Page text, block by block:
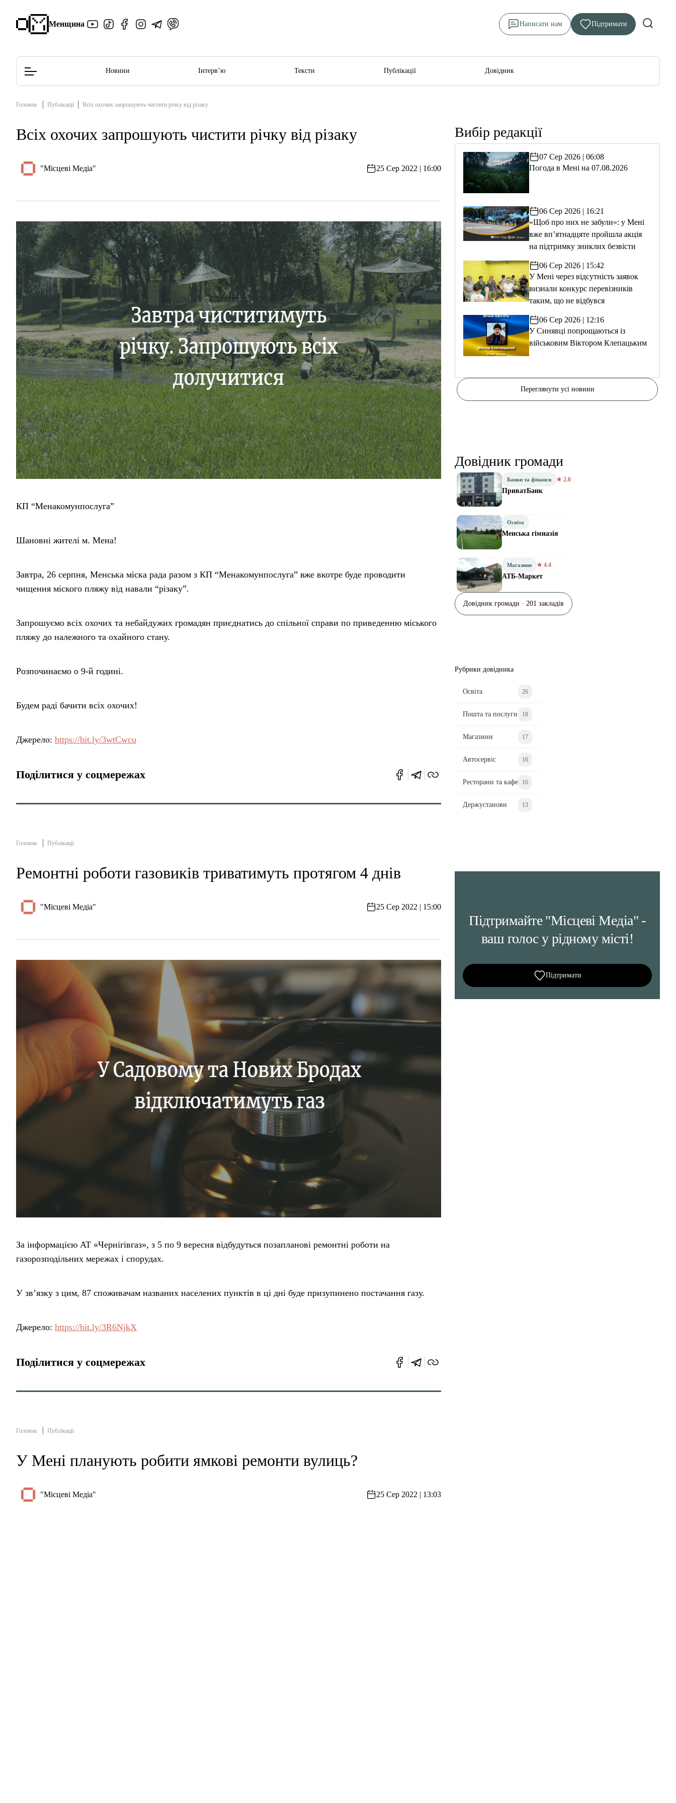
Менщина Написати нам Підтримати
Редакційна політика
Новини Інтерв’ю Тексти Публікації Довідник
Головна Публікації Всіх охочих запрошують чистити річку від різаку
Всіх охочих запрошують чистити річку від різаку
"Місцеві Медіа" 25 Сер 2022 | 16:00
КП “Менакомунпослуга”
Шановні жителі м. Мена!
Завтра, 26 серпня, Менська міска рада разом з КП “Менакомунпослуга” вже вкотре буде проводити
чищення міского пляжу від навали “різаку”.
Запрошуємо всіх охочих та небайдужих громадян приєднатись до спільної справи по приведенню міського
пляжу до належного та охайного стану.
Розпочинаємо о 9-й годині.
Будем раді бачити всіх охочих!
Джерело: https://bit.ly/3wtCwcu
Поділитися у соцмережах
Головна Публікації
Ремонтні роботи газовиків триватимуть протягом 4 днів
"Місцеві Медіа" 25 Сер 2022 | 15:00
За інформацією АТ «Чернігівгаз», з 5 по 9 вересня відбудуться позапланові ремонтні роботи на
газорозподільних мережах і спорудах.
У зв’язку з цим, 87 споживачам названих населених пунктів в ці дні буде призупинено постачання газу.
Джерело: https://bit.ly/3R6NjkX
Поділитися у соцмережах
Головна Публікації
У Мені планують робити ямкові ремонти вулиць?
"Місцеві Медіа" 25 Сер 2022 | 13:03
Вибір редакції
07 Сер 2026 | 06:08
Погода в Мені на 07.08.2026
06 Сер 2026 | 16:21
«Щоб про них не забули»: у Мені
вже вп’ятнадцяте пройшла акція
на підтримку зниклих безвісти
06 Сер 2026 | 15:42
У Мені через відсутність заявок
визнали конкурс перевізників
таким, що не відбувся
06 Сер 2026 | 12:16
У Синявці попрощаються із
військовим Віктором Клепацьким
Переглянути усі новини
Довідник громади
Банки та фінанси ★ 2.6
ПриватБанк
Освіта
Менська гімназія
Магазини ★ 4.4
АТБ-Маркет
Довідник громади · 201 закладів
Рубрики довідника
Освіта 26
Пошта та послуги 18
Магазини 17
Автосервіс 16
Ресторани та кафе 16
Держустанови 13
Підтримайте "Місцеві Медіа" -
ваш голос у рідному місті!
Підтримати